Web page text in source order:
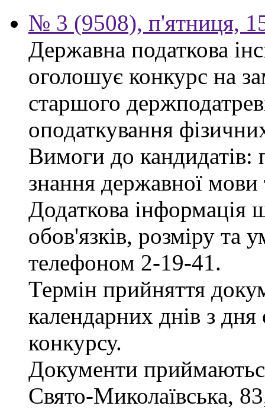
№ 3 (9508), п'ятниця,
Державна податкова
оголошує конкурс на
старшого
оподаткування
Вимоги до кандидатів:
знання державної
Додаткова інформація
обов'язків, розміру та
телефоном 2-19-41.
Термін прийняття
календарних днів з
конкурсу.
Документи
Свято-Миколаївська,